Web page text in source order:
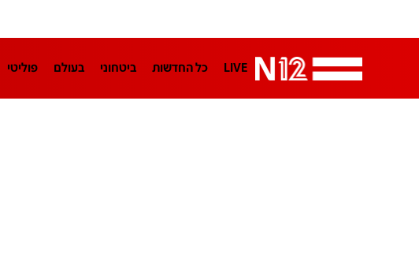
LIVE כל החדשות ביטחוני בעולם פוליטי